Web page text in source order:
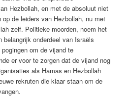
Hezbollah, en met de absoluut niet
op de leiders van Hezbollah, nu met
zelf. Politieke moorden, noem het
onderdeel van Israëls
om de vijand te
er voor te zorgen dat de vijand nog
als Hamas en Hezbollah
rekruten die klaar staan om de